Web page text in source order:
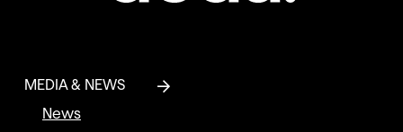
MEDIA & NEWS
News